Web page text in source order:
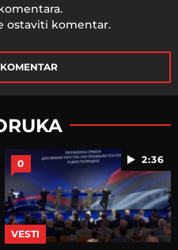
ostaviti komentar.
2:36
0
VESTI